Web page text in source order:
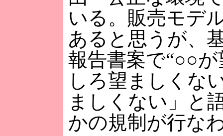
いる。販売モデ
あると思うが、
報告書案で“○○
しろ望ましくな
ましくない」と
かの規制が行な